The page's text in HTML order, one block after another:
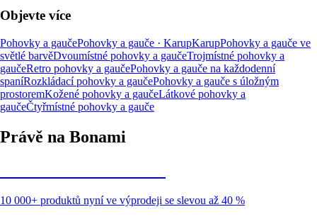
Objevte více
Pohovky a gaučePohovky a gauče · KarupKarupPohovky a gauče ve
světlé barvěDvoumístné pohovky a gaučeTrojmístné pohovky a
gaučeRetro pohovky a gaučePohovky a gauče na každodenní
spaníRozkládací pohovky a gaučePohovky a gauče s úložným
prostoremKožené pohovky a gaučeLátkové pohovky a
gaučeČtyřmístné pohovky a gauče
Právě na Bonami
10 000+ produktů nyní ve výprodeji se slevou až 40 %